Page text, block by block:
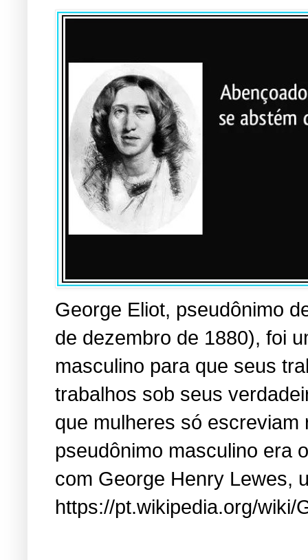
George Eliot, pseudônimo
de dezembro de 1880), foi
masculino para que seus
trabalhos sob seus
que mulheres só
pseudônimo masculino era
com George Henry Lewes,
https://pt.wikipedia.org/wiki/